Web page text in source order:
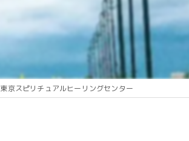
東京スピリチュアルヒーリングセンター